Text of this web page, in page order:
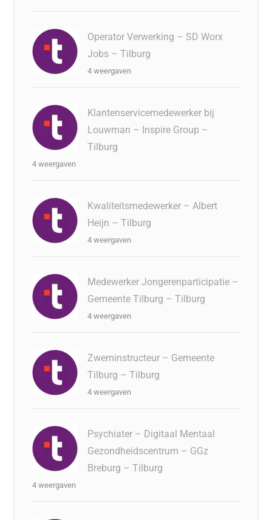
Operator Verwerking – SD Worx
Jobs – Tilburg
4 weergaven
Klantenservicemedewerker bij
Louwman – Inspire Group –
Tilburg
4 weergaven
Kwaliteitsmedewerker – Albert
Heijn – Tilburg
4 weergaven
Medewerker Jongerenparticipatie –
Gemeente Tilburg – Tilburg
4 weergaven
Zweminstructeur – Gemeente
Tilburg – Tilburg
4 weergaven
Psychiater – Digitaal Mentaal
Gezondheidscentrum – GGz
Breburg – Tilburg
4 weergaven